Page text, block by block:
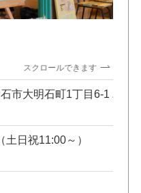
スクロールできます
市大明石町1丁目6-1 パピ
土日祝11:00～）